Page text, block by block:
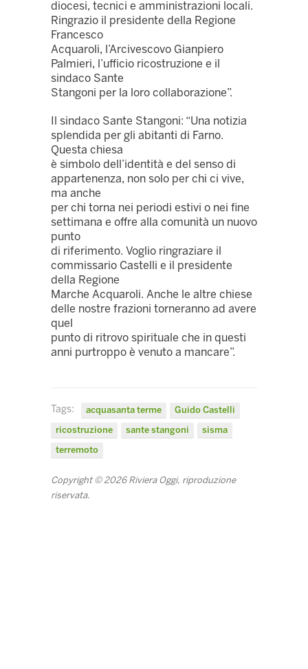
diocesi, tecnici e amministrazioni locali.
Ringrazio il presidente della Regione
Francesco
Acquaroli, l’Arcivescovo Gianpiero
Palmieri, l’ufficio ricostruzione e il
sindaco Sante
Stangoni per la loro collaborazione”.
Il sindaco Sante Stangoni: “Una notizia
splendida per gli abitanti di Farno.
Questa chiesa
è simbolo dell’identità e del senso di
appartenenza, non solo per chi ci vive,
ma anche
per chi torna nei periodi estivi o nei fine
settimana e offre alla comunità un nuovo
punto
di riferimento. Voglio ringraziare il
commissario Castelli e il presidente
della Regione
Marche Acquaroli. Anche le altre chiese
delle nostre frazioni torneranno ad avere
quel
punto di ritrovo spirituale che in questi
anni purtroppo è venuto a mancare”.
Tags: acquasanta terme
Guido Castelli
ricostruzione
sante stangoni
sisma
terremoto
Copyright © 2026 Riviera Oggi, riproduzione
riservata.